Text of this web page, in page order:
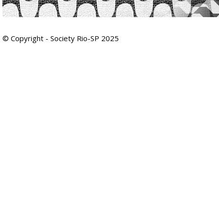
© Copyright - Society Rio-SP 2025